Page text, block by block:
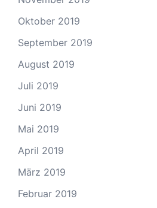
Oktober 2019
September 2019
August 2019
Juli 2019
Juni 2019
Mai 2019
April 2019
März 2019
Februar 2019